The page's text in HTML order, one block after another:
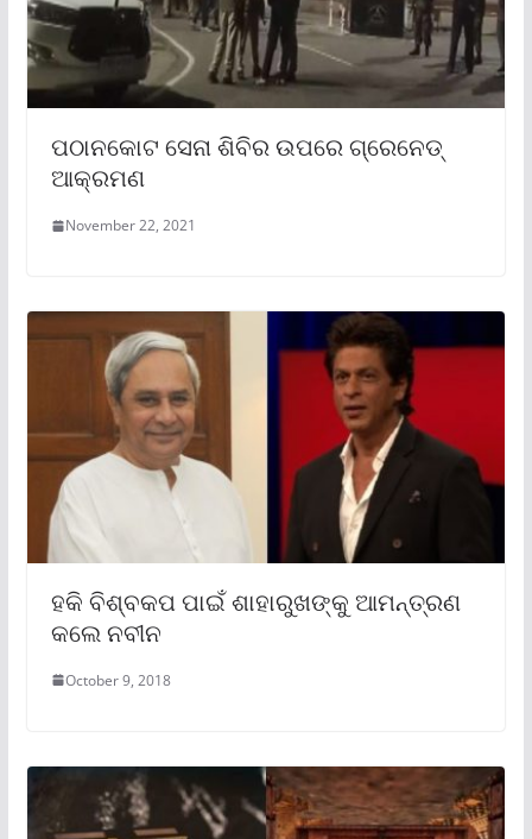
ପଠାନକୋଟ ସେନା ଶିବିର ଉପରେ ଗ୍ରେନେଡ୍
ଆକ୍ରମଣ
November 22, 2021
ହକି ବିଶ୍ବକପ ପାଇଁ ଶାହାରୁଖଙ୍କୁ ଆମନ୍ତ୍ରଣ
କଲେ ନବୀନ
October 9, 2018